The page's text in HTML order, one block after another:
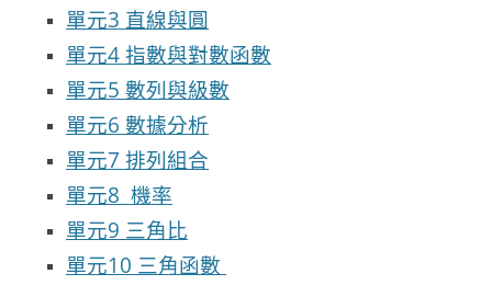
單元3 直線與圓
單元4 指數與對數函數
單元5 數列與級數
單元6 數據分析
單元7 排列組合
單元8 機率
單元9 三角比
單元10 三角函數